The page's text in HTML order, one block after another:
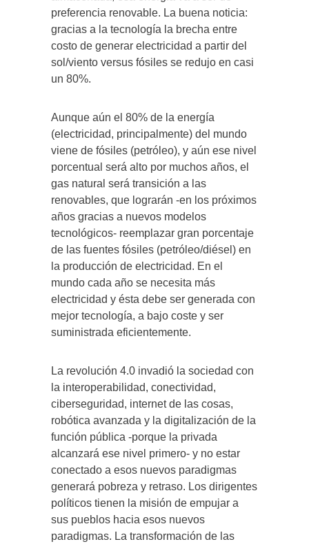
preferencia renovable. La buena noticia:
gracias a la tecnología la brecha entre
costo de generar electricidad a partir del
sol/viento versus fósiles se redujo en casi
un 80%.
Aunque aún el 80% de la energía
(electricidad, principalmente) del mundo
viene de fósiles (petróleo), y aún ese nivel
porcentual será alto por muchos años, el
gas natural será transición a las
renovables, que lograrán -en los próximos
años gracias a nuevos modelos
tecnológicos- reemplazar gran porcentaje
de las fuentes fósiles (petróleo/diésel) en
la producción de electricidad. En el
mundo cada año se necesita más
electricidad y ésta debe ser generada con
mejor tecnología, a bajo coste y ser
suministrada eficientemente.
La revolución 4.0 invadió la sociedad con
la interoperabilidad, conectividad,
ciberseguridad, internet de las cosas,
robótica avanzada y la digitalización de la
función pública -porque la privada
alcanzará ese nivel primero- y no estar
conectado a esos nuevos paradigmas
generará pobreza y retraso. Los dirigentes
políticos tienen la misión de empujar a
sus pueblos hacia esos nuevos
paradigmas. La transformación de las